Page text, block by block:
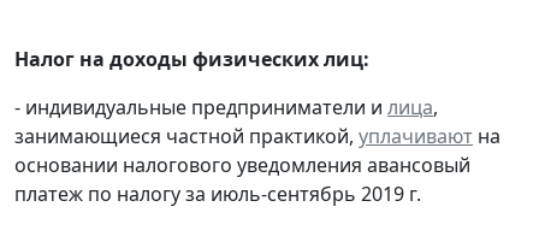
Налог на доходы физических лиц:
- индивидуальные предприниматели и лица,
занимающиеся частной практикой, уплачивают на
основании налогового уведомления авансовый
платеж по налогу за июль-сентябрь 2019 г.